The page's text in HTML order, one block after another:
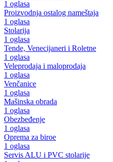
1 oglasa
Proizvodnja ostalog nameštaja
1 oglasa
Stolarija
1 oglasa
Tende, Venecijaneri i Roletne
1 oglasa
Veleprodaja i maloprodaja
1 oglasa
Venčanice
1 oglasa
Mašinska obrada
1 oglasa
Obezbeđenje
1 oglasa
Oprema za biroe
1 oglasa
Servis ALU i PVC stolarije